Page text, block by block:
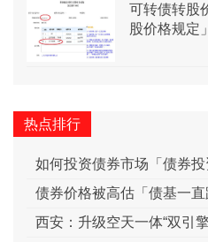
可转债转股
股价格规定」
热点排行
如何投资债券市场「债券投
债券价格被高估「债基一直
西安：升级空天一体“双引